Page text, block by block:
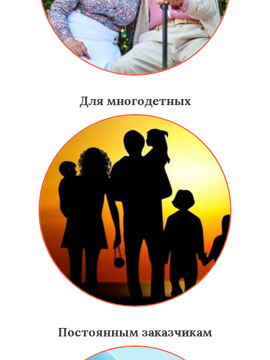
Для многодетных
Постоянным заказчикам